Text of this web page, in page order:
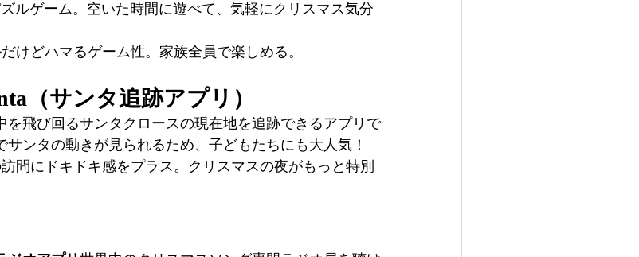
ルゲーム。空いた時間に遊べて、気軽にクリスマス気分
けどハマるゲーム性。家族全員で楽しめる。
（サンタ追跡アプリ）
を飛び回るサンタクロースの現在地を追跡できるアプリで
ンタの動きが見られるため、子どもたちにも大人気！
問にドキドキ感をプラス。クリスマスの夜がもっと特別